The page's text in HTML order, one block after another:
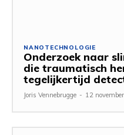
NANOTECHNOLOGIE
Onderzoek naar
die traumatisch
tegelijkertijd
Joris Vennebrugge - 12